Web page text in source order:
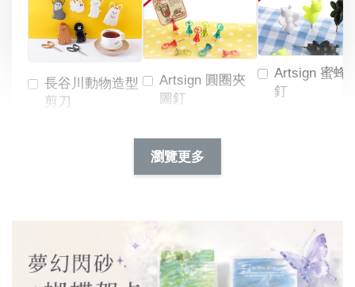
長谷川動物造型
剪刀
Artsign 圓圈夾
圖釘
NT$ 19.00
NT$ 66.00
Artsign 蜜蜂
釘
瀏覽更多